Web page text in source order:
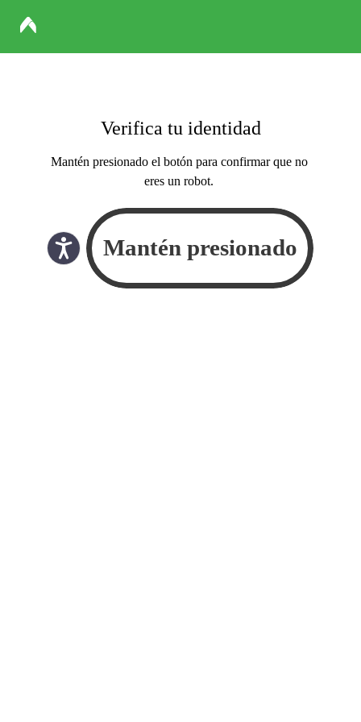
Verifica tu identidad
Mantén presionado el botón para confirmar que no
eres un robot.